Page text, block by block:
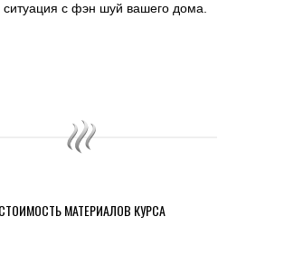
ситуация с фэн шуй вашего дома.
СТОИМОСТЬ МАТЕРИАЛОВ КУРСА